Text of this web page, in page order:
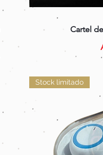
Cartel
Stock limitado